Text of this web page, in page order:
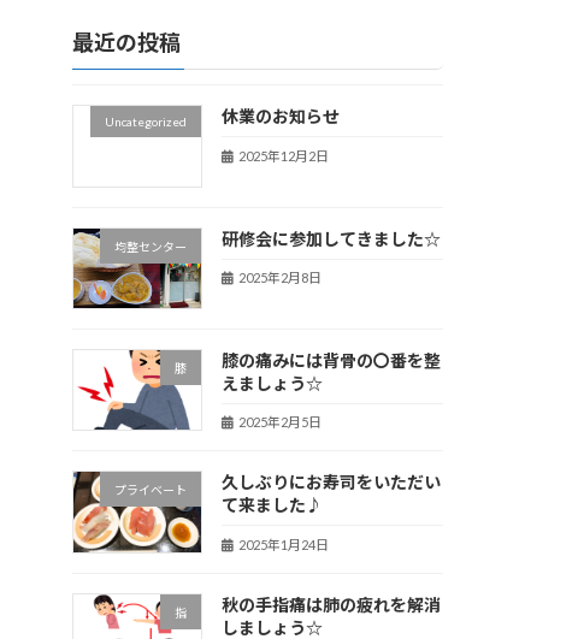
最近の投稿
Uncategorized 休業のお知らせ
2025年12月2日
均整センター 研修会に参加してきました☆
2025年2月8日
膝
膝の痛みには背骨の〇番を整
えましょう☆
2025年2月5日
プライベート
久しぶりにお寿司をいただい
て来ました♪
2025年1月24日
指
秋の手指痛は肺の疲れを解消
しましょう☆